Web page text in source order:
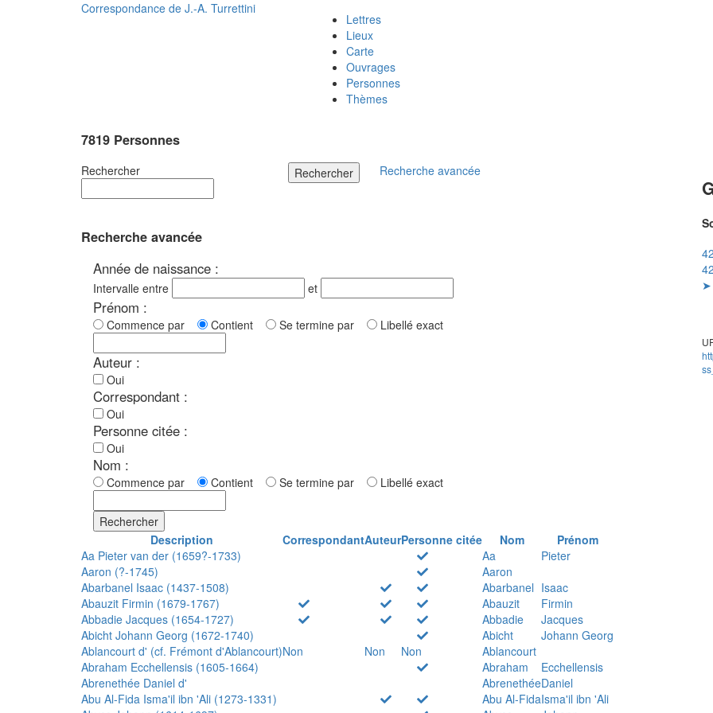
Correspondance de J.-A. Turrettini
Lettres
Lieux
Carte
Ouvrages
Personnes
Thèmes
7819 Personnes
Rechercher Rechercher Recherche avancée
Recherche avancée
Année de naissance :
Intervalle entre et
Prénom :
Commence par Contient Se termine par Libellé exact
Auteur :
Oui
Correspondant :
Oui
Personne citée :
Oui
Nom :
Commence par Contient Se termine par Libellé exact
Rechercher
Description
CorrespondantAuteurPersonne citée Nom
Prénom
Aa Pieter van der (1659?-1733)
Aa
Pieter
Aaron (?-1745)
Aaron
Abarbanel Isaac (1437-1508)
Abarbanel Isaac
Abauzit Firmin (1679-1767)
Abauzit
Firmin
Abbadie Jacques (1654-1727)
Abbadie
Jacques
Abicht Johann Georg (1672-1740)
Abicht
Johann Georg
Ablancourt d' (cf. Frémont d'Ablancourt)Non Non Non
Ablancourt
Abraham Ecchellensis (1605-1664)
Abraham
Ecchellensis
Abrenethée Daniel d'
AbrenethéeDaniel
Abu Al-Fida Isma'il ibn 'Ali (1273-1331)
Abu Al-FidaIsma'il ibn 'Ali
➤